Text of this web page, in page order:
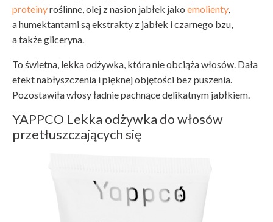
proteinyroślinne, olej z nasion jabłek jako emolienty,
a humektantami są ekstrakty z jabłek i czarnego bzu,
a także gliceryna.
To świetna, lekka odżywka, która nie obciąża włosów. Dała
efekt nabłyszczenia i pięknej objętości bez puszenia.
Pozostawiła włosy ładnie pachnące delikatnym jabłkiem.
YAPPCO Lekka odżywka do włosów
przetłuszczających się